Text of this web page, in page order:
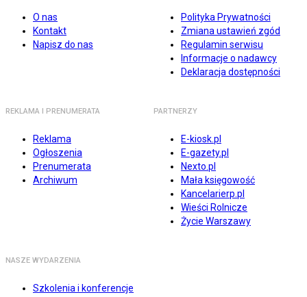
O nas
Kontakt
Napisz do nas
Polityka Prywatności
Zmiana ustawień zgód
Regulamin serwisu
Informacje o nadawcy
Deklaracja dostępności
REKLAMA I PRENUMERATA
Reklama
Ogłoszenia
Prenumerata
Archiwum
PARTNERZY
E-kiosk.pl
E-gazety.pl
Nexto.pl
Mała księgowość
Kancelarierp.pl
Wieści Rolnicze
Życie Warszawy
NASZE WYDARZENIA
Szkolenia i konferencje